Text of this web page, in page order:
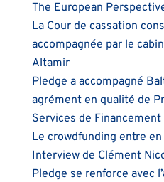
The European
La Cour de cassation
accompagnée par le
Altamir
Pledge a accompagné
agrément en qualité de
Services de
Le crowdfunding entre
Interview de Clément
Pledge se renforce avec